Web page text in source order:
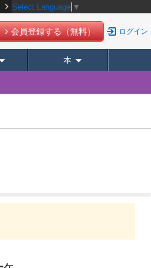
Select Language ▼
会員登録する（無料） ログイン
本